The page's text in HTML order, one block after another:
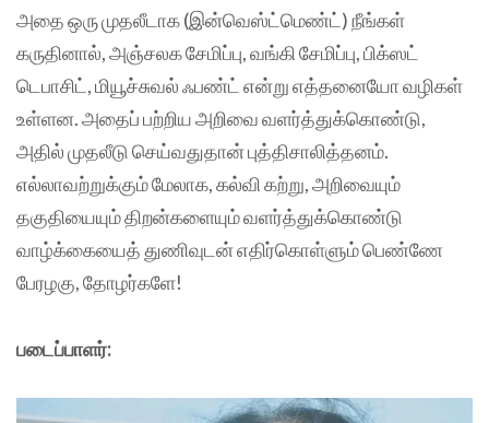
அதை ஒரு முதலீடாக (இன்வெஸ்ட்மெண்ட்) நீங்கள்
கருதினால், அஞ்சலக சேமிப்பு, வங்கி சேமிப்பு, பிக்ஸட்
டெபாசிட், மியூச்சுவல் ஃபண்ட் என்று எத்தனையோ வழிகள்
உள்ளன. அதைப் பற்றிய அறிவை வளர்த்துக்கொண்டு,
அதில் முதலீடு செய்வதுதான் புத்திசாலித்தனம்.
எல்லாவற்றுக்கும் மேலாக, கல்வி கற்று, அறிவையும்
தகுதியையும் திறன்களையும் வளர்த்துக்கொண்டு
வாழ்க்கையைத் துணிவுடன் எதிர்கொள்ளும் பெண்ணே
பேரழகு, தோழர்களே!
படைப்பாளர்: